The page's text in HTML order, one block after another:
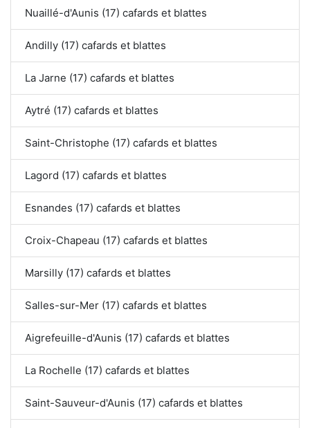
Nuaillé-d'Aunis (17) cafards et blattes
Andilly (17) cafards et blattes
La Jarne (17) cafards et blattes
Aytré (17) cafards et blattes
Saint-Christophe (17) cafards et blattes
Lagord (17) cafards et blattes
Esnandes (17) cafards et blattes
Croix-Chapeau (17) cafards et blattes
Marsilly (17) cafards et blattes
Salles-sur-Mer (17) cafards et blattes
Aigrefeuille-d'Aunis (17) cafards et blattes
La Rochelle (17) cafards et blattes
Saint-Sauveur-d'Aunis (17) cafards et blattes